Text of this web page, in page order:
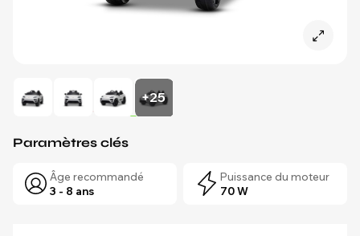
+25
Paramètres clés
Âge recommandé
3 - 8 ans
Puissance du moteur
70 W